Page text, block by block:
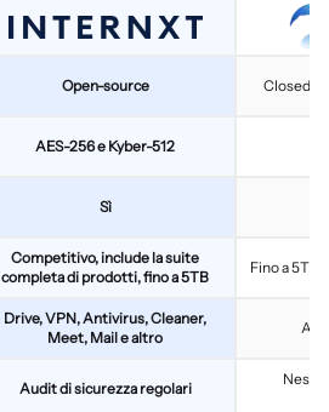
Open-source Closed-
AES-256 e Kyber-512
Sì
Competitivo, include la suite
completa di prodotti, fino a 5TB
Fino a
Drive, VPN, Antivirus, Cleaner,
Meet, Mail e altro
Audit di sicurezza regolari